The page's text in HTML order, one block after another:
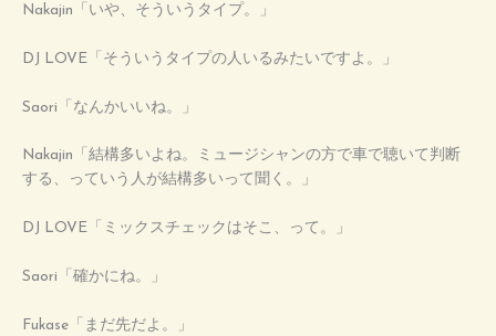
Nakajin「いや、そういうタイプ。」
DJ LOVE「そういうタイプの人いるみたいですよ。」
Saori「なんかいいね。」
Nakajin「結構多いよね。ミュージシャンの方で車で聴いて判断
する、っていう人が結構多いって聞く。」
DJ LOVE「ミックスチェックはそこ、って。」
Saori「確かにね。」
Fukase「まだ先だよ。」